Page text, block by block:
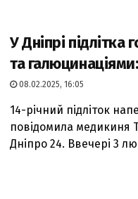
У Дніпрі підлітка
та
08.02.2025, 16:05
14-річний підліток
повідомила медикиня
Дніпро 24. Ввечері 3